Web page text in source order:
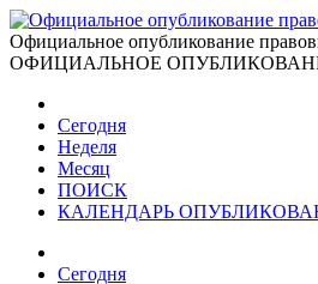
Официальное опубликование
ОФИЦИАЛЬНОЕ
Сегодня
Неделя
Месяц
ПОИСК
КАЛЕНДАРЬ
Сегодня